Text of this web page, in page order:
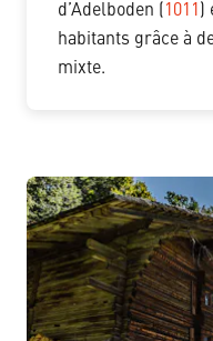
d’Adelboden ( 1011 )
habitants grâce à
mixte.